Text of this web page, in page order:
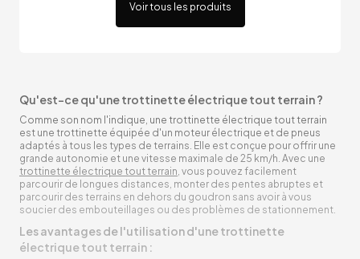
Voir tous les produits
Qu'est-ce qu'une trottinette électrique tout terrain ?
Comme son nom l'indique, une trottinette électrique tout terrain
est une trottinette équipée d'un moteur électrique et de pneus
adaptés à tous les types de terrains. Elle est conçue pour offrir une
grande autonomie et une vitesse maximale de 25 km/h. Avec une
trottinette électrique tout terrain, vous pouvez facilement
parcourir de longues distances, monter des pentes abruptes et
parcourir des terrains en dehors du goudron sans avoir à vous
soucier des embouteillages ou des problèmes de stationnement.
Les avantages de l'utilisation d'une trottinette
électrique tout terrain :